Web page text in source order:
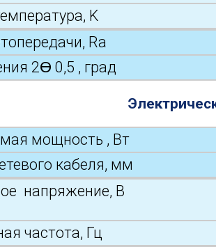
K
Ra
2Ɵ 0,5 , град
мощность , Вт
кабеля, мм
напряжение, В
частота, Гц